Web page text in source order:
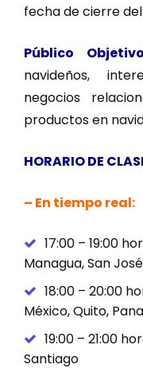
fecha de cierre
Público
navideños,
negocios
productos en
HORARIO DE
– En tiempo real:
17:00 – 19:00
Managua, San
18:00 – 20:00
México, Quito,
19:00 – 21:00
Santiago